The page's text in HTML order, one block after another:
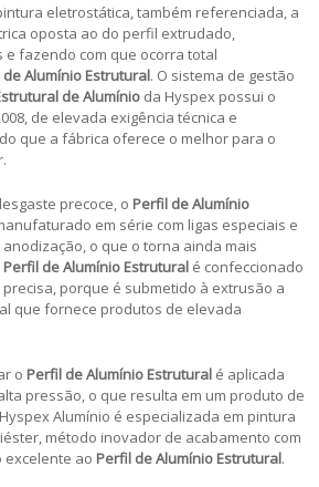
eletrostática, também referenciada, a
oposta ao do perfil extrudado,
e fazendo com que ocorra total
de Alumínio Estrutural. O sistema de gestão
de Alumínio da Hyspex possui o
de elevada exigência técnica e
que a fábrica oferece o melhor para o
precoce, o Perfil de Alumínio
em série com ligas especiais e
o que o torna ainda mais
Perfil de Alumínio Estrutural é confeccionado
porque é submetido à extrusão a
que fornece produtos de elevada
o Perfil de Alumínio Estrutural é aplicada
pressão, o que resulta em um produto de
Alumínio é especializada em pintura
método inovador de acabamento com
excelente ao Perfil de Alumínio Estrutural.